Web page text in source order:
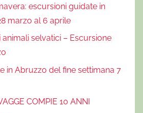
escursioni guidate in
marzo al 6 aprile
selvatici – Escursione
in Abruzzo del fine settimana 7
COMPIE 10 ANNI